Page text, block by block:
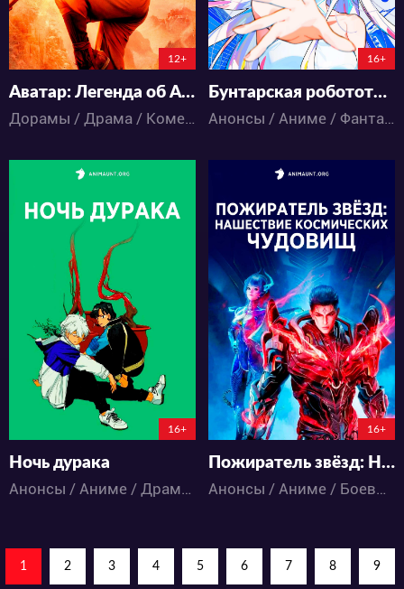
12+
Аватар: Легенда об Аанге 2
Дорамы / Драма / Комедия / Приключения / Фантастика / Фэнтези / Экшен
89:6:0:12
16+
Бунтарская робототехника
Анонсы / Аниме / Фантастика
1685
4
89:18:15:12
16+
Ночь дурака
Анонсы / Аниме / Драма / Фантастика
638
2 0
57:8:5:12
16+
Пожиратель звёзд: Нашествие космических чудовищ
Анонсы / Аниме / Боевые искусства / Приключения / Фантастика / Фэнтези / Экшен
1 2 3 4 5 6 7 8 9